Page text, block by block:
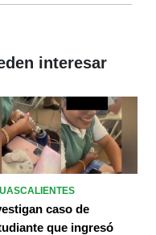
interesar
caso de
que ingresó